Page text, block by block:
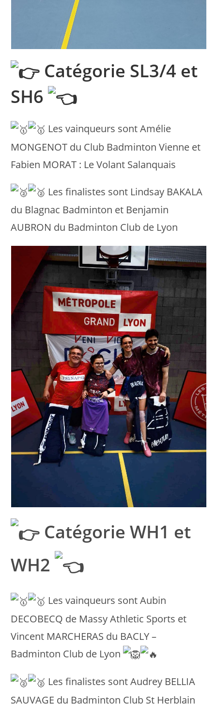
Catégorie SL3/4 et
SH6
Les vainqueurs sont Amélie
MONGENOT du Club Badminton Vienne et
Fabien MORAT : Le Volant Salanquais
Les finalistes sont Lindsay BAKALA
du Blagnac Badminton et Benjamin
AUBRON du Badminton Club de Lyon
Catégorie WH1 et
WH2
Les vainqueurs sont Aubin
DECOBECQ de Massy Athletic Sports et
Vincent MARCHERAS du BACLY –
Badminton Club de Lyon
Les finalistes sont Audrey BELLIA
SAUVAGE du Badminton Club St Herblain